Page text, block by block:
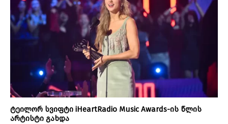
ტეილორ სვიფტი iHeartRadio Music Awards-ის წლის
არტისტი გახდა